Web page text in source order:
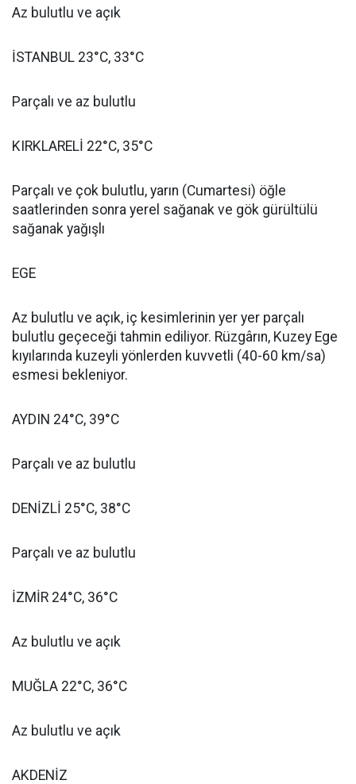
Az bulutlu ve açık
İSTANBUL 23°C, 33°C
Parçalı ve az bulutlu
KIRKLARELİ 22°C, 35°C
Parçalı ve çok bulutlu, yarın (Cumartesi) öğle
saatlerinden sonra yerel sağanak ve gök gürültülü
sağanak yağışlı
EGE
Az bulutlu ve açık, iç kesimlerinin yer yer parçalı
bulutlu geçeceği tahmin ediliyor. Rüzgârın, Kuzey Ege
kıyılarında kuzeyli yönlerden kuvvetli (40-60 km/sa)
esmesi bekleniyor.
AYDIN 24°C, 39°C
Parçalı ve az bulutlu
DENİZLİ 25°C, 38°C
Parçalı ve az bulutlu
İZMİR 24°C, 36°C
Az bulutlu ve açık
MUĞLA 22°C, 36°C
Az bulutlu ve açık
AKDENİZ